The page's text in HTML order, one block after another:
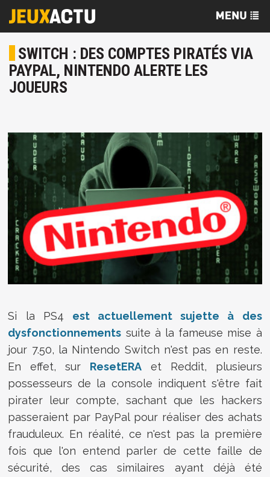
SWITCH : DES COMPTES PIRATÉS VIA
PAYPAL, NINTENDO ALERTE LES
JOUEURS
Si la PS4 est actuellement sujette à des
dysfonctionnements suite à la fameuse mise à
jour 7.50, la Nintendo Switch n'est pas en reste.
En effet, sur ResetERA et Reddit, plusieurs
possesseurs de la console indiquent s'être fait
pirater leur compte, sachant que les hackers
passeraient par PayPal pour réaliser des achats
frauduleux. En réalité, ce n'est pas la première
fois que l'on entend parler de cette faille de
sécurité, des cas similaires ayant déjà été